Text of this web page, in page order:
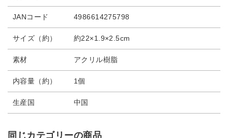
JANコード 4986614275798
サイズ（約） 約22×1.9×2.5cm
素材 アクリル樹脂
内容量（約） 1個
生産国 中国
同じカテゴリーの商品